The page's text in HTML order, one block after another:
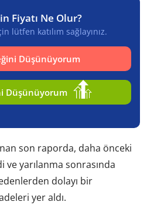
Fiyatı Ne Olur?
lütfen katılım sağlayınız.
Düşünüyorum
Düşünüyorum
son raporda, daha önceki
yarılanma sonrasında
dolayı bir
yer aldı.